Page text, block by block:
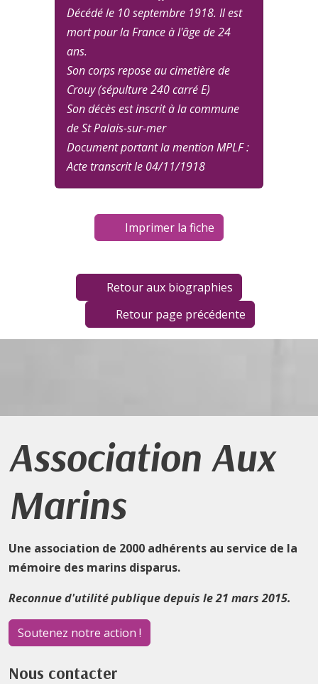
Décédé le 10 septembre 1918. Il est
mort pour la France à l'âge de 24
ans.
Son corps repose au cimetière de
Crouy (sépulture 240 carré E)
Son décès est inscrit à la commune
de St Palais-sur-mer
Document portant la mention MPLF :
Acte transcrit le 04/11/1918
Imprimer la fiche
Retour aux biographies
Retour page précédente
Association Aux
Marins
Une association de 2000 adhérents au service de la
mémoire des marins disparus.
Reconnue d'utilité publique depuis le 21 mars 2015.
Soutenez notre action !
Nous contacter